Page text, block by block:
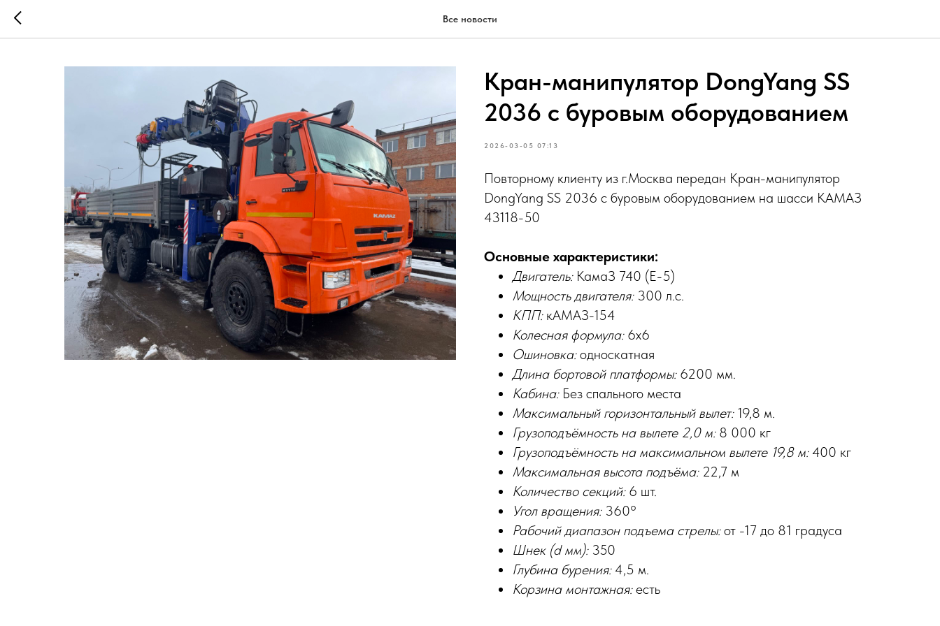
Все новости
Кран-манипулятор DongYang SS
2036 с буровым оборудованием
2026-03-05 07:13
Повторному клиенту из г.Москва передан Кран-манипулятор
DongYang SS 2036 с буровым оборудованием на шасси КАМАЗ
43118-50
Основные характеристики:
Двигатель:КамаЗ 740 (Е-5)
Мощность двигателя:300 л.с.
КПП:кАМАЗ-154
Колесная формула:6х6
Ошиновка:односкатная
Длина бортовой платформы:6200 мм.
Кабина:Без спального места
Максимальный горизонтальный вылет: 19,8 м.
Грузоподъёмность на вылете 2,0 м:8 000 кг
Грузоподъёмность на максимальном вылете 19,8 м:400 кг
Максимальная высота подъёма:22,7 м
Количество секций:6 шт.
Угол вращения: 360°
Рабочий диапазон подъема стрелы:от -17 до 81 градуса
Шнек (d мм):350
Глубина бурения:4,5 м.
Корзина монтажная:есть